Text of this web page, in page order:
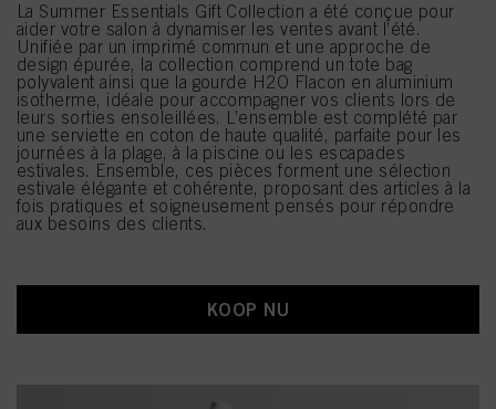
La Summer Essentials Gift Collection a été conçue pour
aider votre salon à dynamiser les ventes avant l’été.
Unifiée par un imprimé commun et une approche de
design épurée, la collection comprend un tote bag
polyvalent ainsi que la gourde H2O Flacon en aluminium
isotherme, idéale pour accompagner vos clients lors de
leurs sorties ensoleillées. L’ensemble est complété par
une serviette en coton de haute qualité, parfaite pour les
journées à la plage, à la piscine ou les escapades
estivales. Ensemble, ces pièces forment une sélection
estivale élégante et cohérente, proposant des articles à la
fois pratiques et soigneusement pensés pour répondre
aux besoins des clients.
KOOP NU